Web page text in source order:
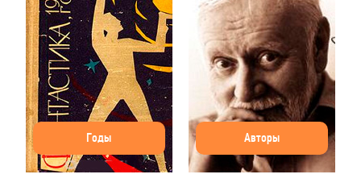
Годы Авторы